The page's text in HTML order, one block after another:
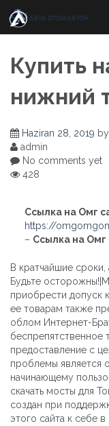
content
Купить
нижний
Haziran 28, 2019 by
admin
No comments yet
428
Ссылка на Омг
https://
– Ссылка на Омг
В кратчайшие сроки,
Будьте
приобрести допуск
ее товарам также
облом Интернет-
беспрепятственное
предоставление с
проблемы является
начинающему
скачать мосты для
создан при
этого сайта к себе в